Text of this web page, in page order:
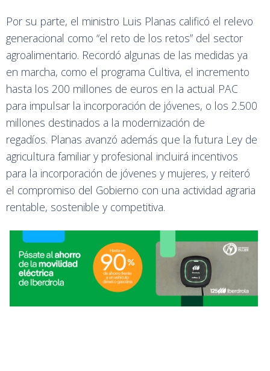
Por su parte, el ministro Luis Planas calificó el relevo
generacional como “el reto de los retos” del sector
agroalimentario. Recordó algunas de las medidas ya
en marcha, como el programa Cultiva, el incremento
hasta los 200 millones de euros en la actual PAC
para impulsar la incorporación de jóvenes, o los 2.500
millones destinados a la modernización de
regadíos. Planas avanzó además que la futura Ley de
agricultura familiar y profesional incluirá incentivos
para la incorporación de jóvenes y mujeres, y reiteró
el compromiso del Gobierno con una actividad agraria
rentable, sostenible y competitiva.